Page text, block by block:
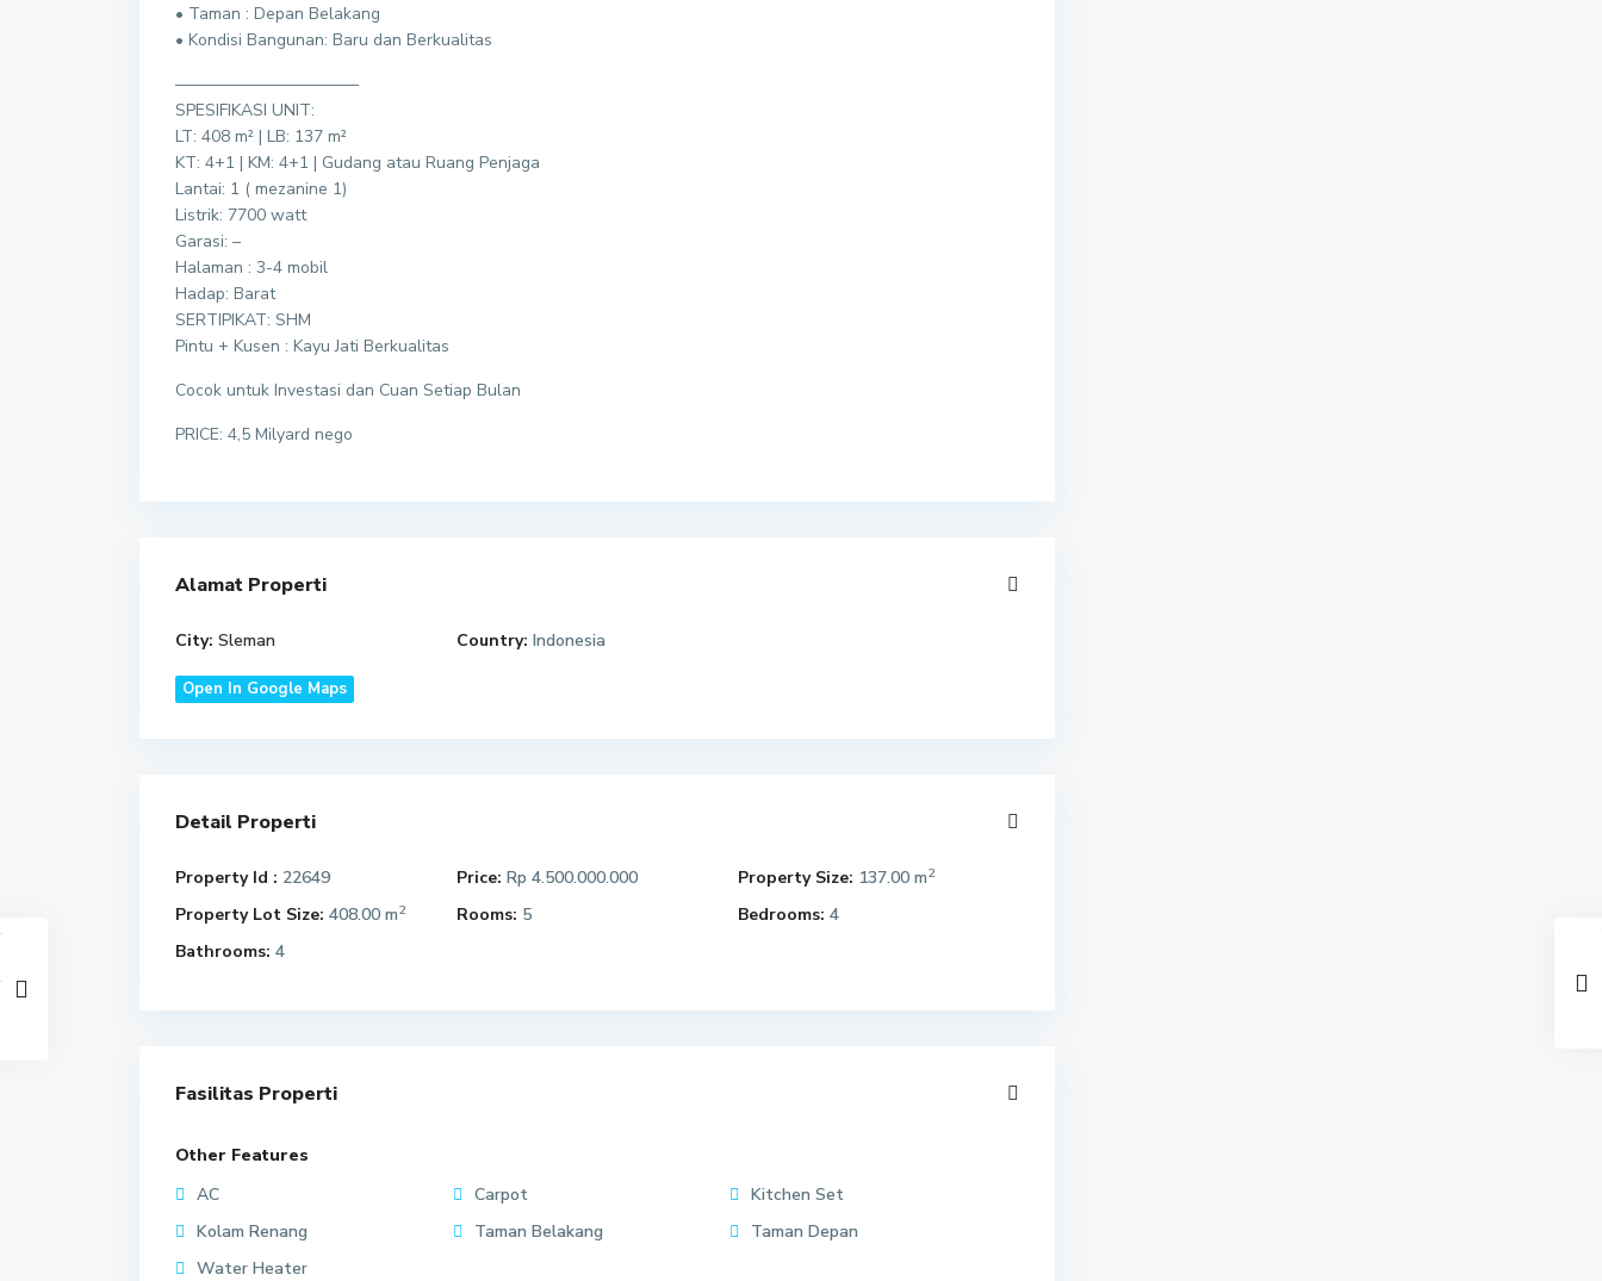
• Taman : Depan Belakang
• Kondisi Bangunan: Baru dan Berkualitas
———————————
SPESIFIKASI UNIT:
LT: 408 m² | LB: 137 m²
KT: 4+1 | KM: 4+1 | Gudang atau Ruang Penjaga
Lantai: 1 ( mezanine 1)
Listrik: 7700 watt
Garasi: –
Halaman : 3-4 mobil
Hadap: Barat
SERTIPIKAT: SHM
Pintu + Kusen : Kayu Jati Berkualitas
Cocok untuk Investasi dan Cuan Setiap Bulan
PRICE: 4,5 Milyard nego
Alamat Properti
City: Sleman Country: Indonesia
Open In Google Maps
Detail Properti
Property Id : 22649 Price: Rp 4.500.000.000 Property Size: 137.00 m2
Property Lot Size: 408.00 m2 Rooms: 5 Bedrooms: 4
Bathrooms: 4
Fasilitas Properti
Other Features
AC
Carpot
Kitchen Set
Kolam Renang
Taman Belakang
Taman Depan
Water Heater